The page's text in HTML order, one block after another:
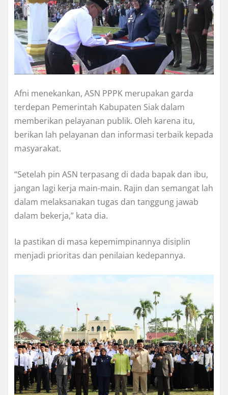
Afni menekankan, ASN PPPK merupakan garda
terdepan Pemerintah Kabupaten Siak dalam
memberikan pelayanan publik. Oleh karena itu,
berikan lah pelayanan dan informasi terbaik kepada
masyarakat.
“Setelah pin ASN terpasang di dada bapak dan ibu,
jangan lagi kerja main-main. Rajin dan semangat lah
dalam melaksanakan tugas dan tanggung jawab
dalam bekerja,” kata dia.
Ia pastikan di masa kepemimpinannya disiplin
menjadi prioritas dan penilaian kedepannya.